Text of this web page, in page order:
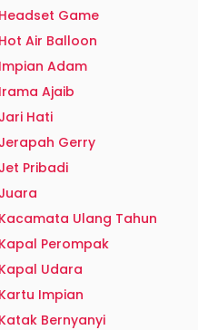
Headset Game
Hot Air Balloon
Impian Adam
Irama Ajaib
Jari Hati
Jerapah Gerry
Jet Pribadi
Juara
Kacamata Ulang Tahun
Kapal Perompak
Kapal Udara
Kartu Impian
Katak Bernyanyi